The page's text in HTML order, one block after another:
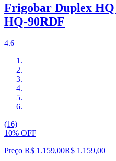
Frigobar Duplex
HQ-90RDF
4.6
(16)
10% OFF
Preço R$ 1.159,00R$ 1.159,00